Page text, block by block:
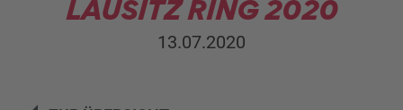
LAUSITZ RING 2020
13.07.2020